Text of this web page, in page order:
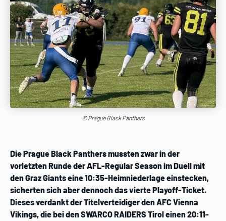
© Prague Black Panthers
Die Prague Black Panthers mussten zwar in der
vorletzten Runde der AFL-Regular Season im Duell mit
den Graz Giants eine 10:35-Heimniederlage einstecken,
sicherten sich aber dennoch das vierte Playoff-Ticket.
Dieses verdankt der Titelverteidiger den AFC Vienna
Vikings, die bei den SWARCO RAIDERS Tirol einen 20:11-